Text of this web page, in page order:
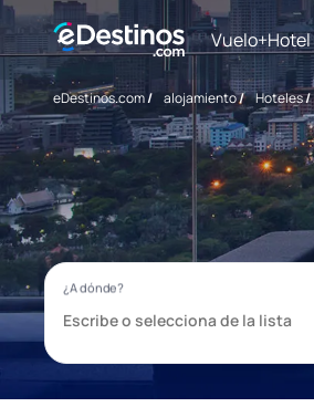
Vuelo+Hotel
eDestinos.com/ alojamiento/ Hoteles/